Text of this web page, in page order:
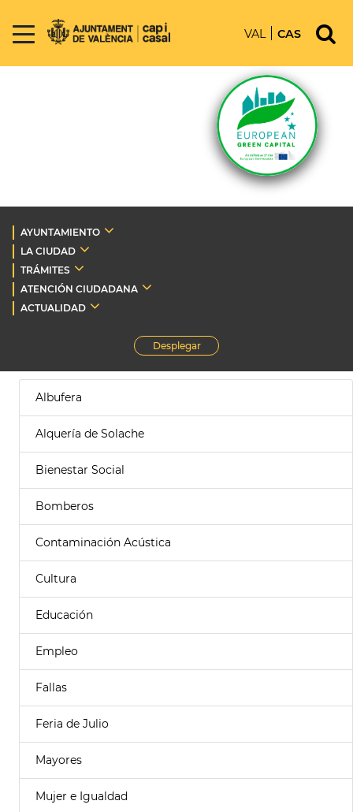
VAL CAS
AYUNTAMIENTO
LA CIUDAD
TRÁMITES
ATENCIÓN CIUDADANA
ACTUALIDAD
Desplegar
Albufera
Alquería de Solache
Bienestar Social
Bomberos
Contaminación Acústica
Cultura
Educación
Empleo
Fallas
Feria de Julio
Mayores
Mujer e Igualdad